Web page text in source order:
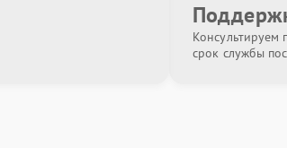
Консультируем
срок службы